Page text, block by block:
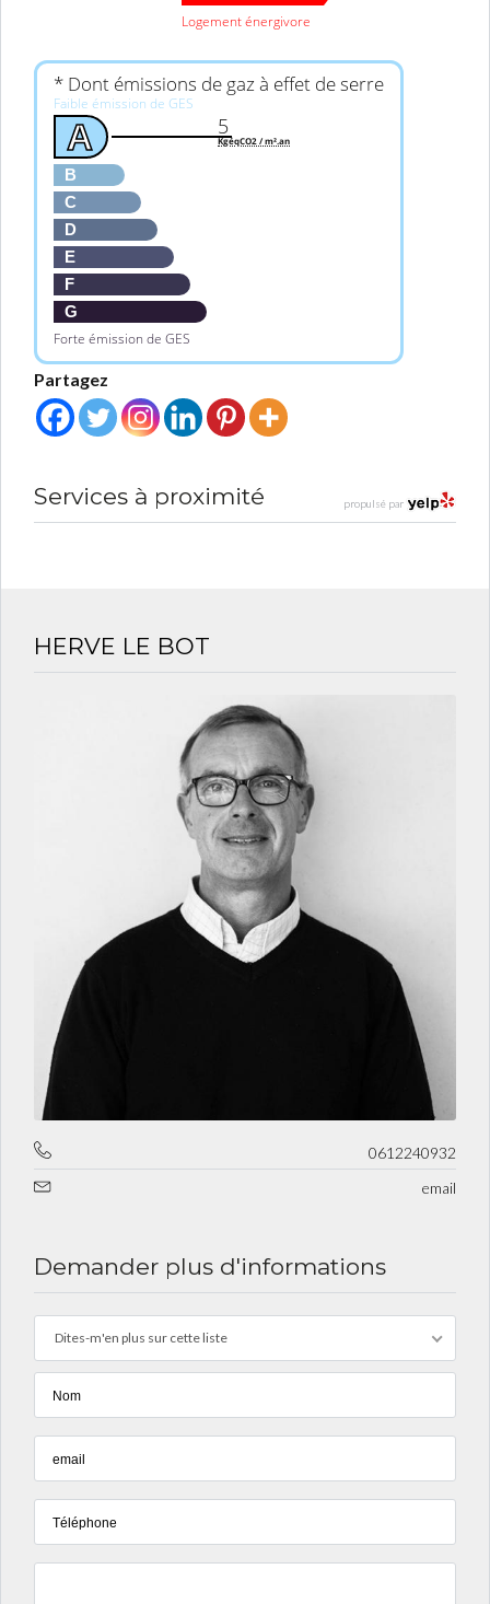
Logement énergivore
* Dont émissions de gaz à effet de serre
Faible émission de GES
A
B
C
D
E
F
G
Forte émission de GES
5
KgéqCO2 / m².an
Partagez
propulsé par
Services à proximité
HERVE LE BOT
0612240932
email
Demander plus d'informations
Dites-m'en plus sur cette liste